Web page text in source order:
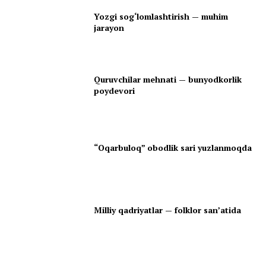
Yozgi sog‘lomlashtirish — muhim
jarayon
Quruvchilar mehnati — bunyodkorlik
poydevori
“Oqarbuloq” obodlik sari yuzlanmoqda
Milliy qadriyatlar — folklor san’atida